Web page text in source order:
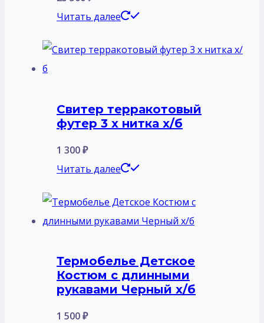
Читать далее
Свитер терракотовый
футер 3 х нитка х/б
1 300₽
Читать далее
Термобелье Детское
Костюм с длинными
рукавами Черный х/б
1 500₽